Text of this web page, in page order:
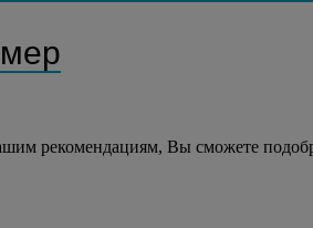
рекомендациям, Вы сможете